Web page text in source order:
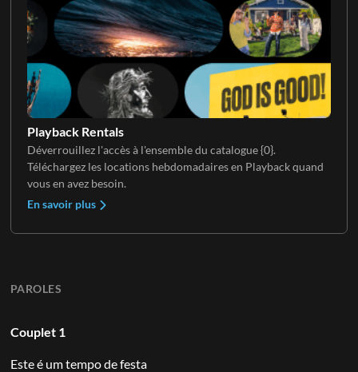
Playback Rentals
Déverrouillez l'accès à l'ensemble du catalogue {0}.
Téléchargez les locations hebdomadaires en Playback quand
vous en avez besoin.
En savoir plus
PAROLES
Couplet 1
Este é um tempo de festa